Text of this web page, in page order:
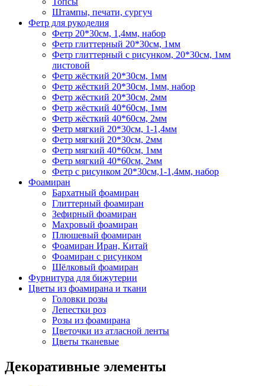
Штампы, печати, сургуч
Фетр для рукоделия
Фетр 20*30см, 1,4мм, набор
Фетр глиттерный 20*30см, 1мм
Фетр глиттерный с рисунком, 20*30см, 1мм
листовой
Фетр жёсткий 20*30см, 1мм
Фетр жёсткий 20*30см, 1мм, набор
Фетр жёсткий 20*30см, 2мм
Фетр жёсткий 40*60см, 1мм
Фетр жёсткий 40*60см, 2мм
Фетр мягкий 20*30см, 1-1,4мм
Фетр мягкий 20*30см, 2мм
Фетр мягкий 40*60см, 1мм
Фетр мягкий 40*60см, 2мм
Фетр с рисунком 20*30см,1-1,4мм, набор
Фоамиран
Бархатный фоамиран
Глиттерный фоамиран
Зефирный фоамиран
Махровый фоамиран
Плюшевый фоамиран
Фоамиран Иран, Китай
Фоамиран с рисунком
Шёлковый фоамиран
Фурнитура для бижутерии
Цветы из фоамирана и ткани
Головки розы
Лепестки роз
Розы из фоамирана
Цветочки из атласной ленты
Цветы тканевые
Декоративные элементы